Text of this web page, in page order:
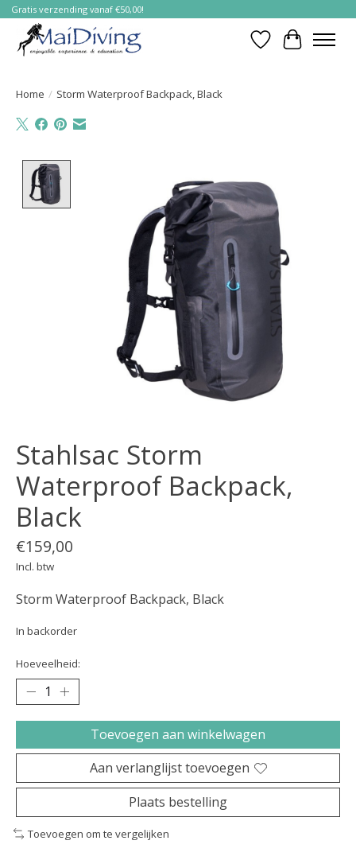
Gratis verzending vanaf €50,00!
Verlanglijst
Home / Storm Waterproof Backpack, Black
Stahlsac Storm
Waterproof Backpack,
Black
€159,00
Incl. btw
Storm Waterproof Backpack, Black
In backorder
Hoeveelheid:
Toevoegen aan winkelwagen
Aan verlanglijst toevoegen
Plaats bestelling
Toevoegen om te vergelijken